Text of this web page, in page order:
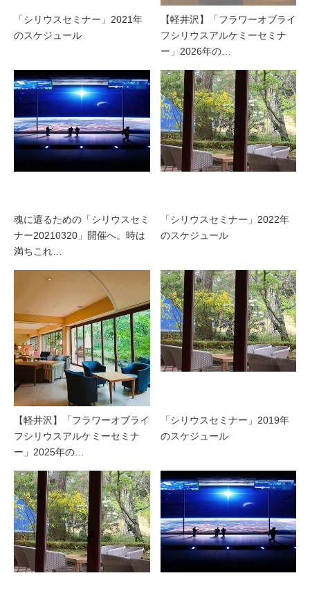
「シリウスセミナー」2021年
のスケジュール
【軽井沢】「フラワーオブライ
フシリウスアルケミーセミナ
ー」2026年の…
魂に還るための「シリウスセミ
ナー20210320」開催へ。時は
満ちこれ…
「シリウスセミナー」2022年
のスケジュール
【軽井沢】「フラワーオブライ
フシリウスアルケミーセミナ
ー」2025年の…
「シリウスセミナー」2019年
のスケジュール